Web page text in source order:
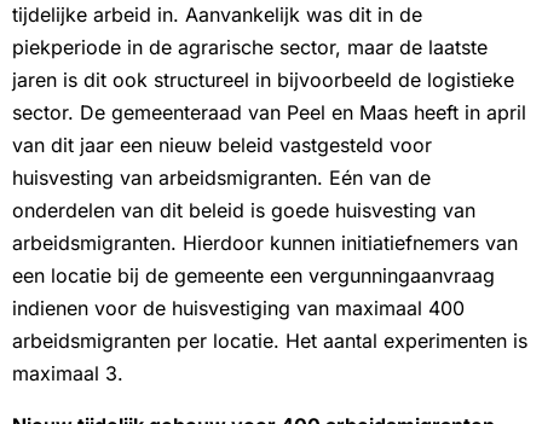
tijdelijke arbeid in. Aanvankelijk was dit in de
piekperiode in de agrarische sector, maar de laatste
jaren is dit ook structureel in bijvoorbeeld de logistieke
sector. De gemeenteraad van Peel en Maas heeft in april
van dit jaar een nieuw beleid vastgesteld voor
huisvesting van arbeidsmigranten. Eén van de
onderdelen van dit beleid is goede huisvesting van
arbeidsmigranten. Hierdoor kunnen initiatiefnemers van
een locatie bij de gemeente een vergunningaanvraag
indienen voor de huisvestiging van maximaal 400
arbeidsmigranten per locatie. Het aantal experimenten is
maximaal 3.